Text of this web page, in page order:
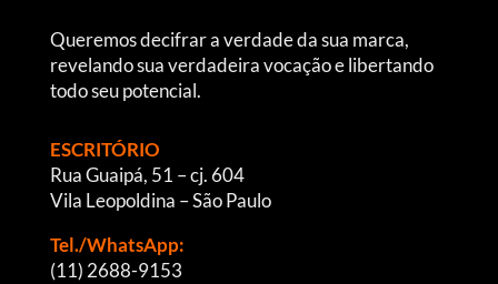
Queremos decifrar a verdade da sua marca,
revelando sua verdadeira vocação e libertando
todo seu potencial.
ESCRITÓRIO
Rua Guaipá, 51 – cj. 604
Vila Leopoldina – São Paulo
Tel./WhatsApp:
(11) 2688-9153